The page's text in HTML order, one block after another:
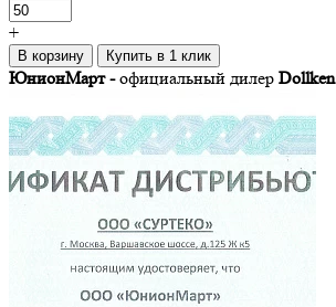
+
В корзину Купить в 1 клик
ЮнионМарт -официальный дилер Dollken